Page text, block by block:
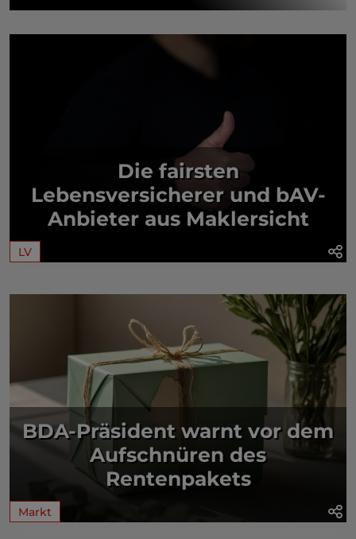
Die fairsten
Lebensversicherer und bAV-
Anbieter aus Maklersicht
LV
BDA-Präsident warnt vor dem
Aufschnüren des
Rentenpakets
Markt